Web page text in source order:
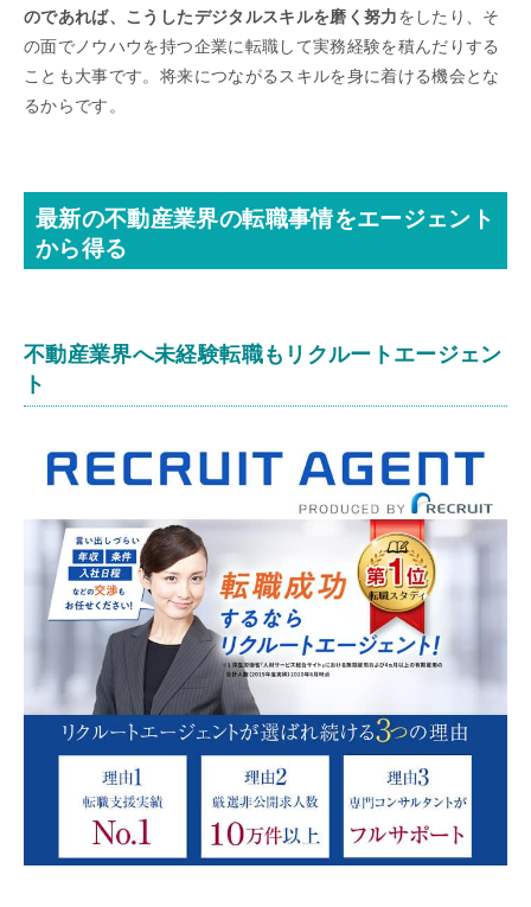
のであれば、こうしたデジタルスキルを磨く努力をしたり、そ
の面でノウハウを持つ企業に転職して実務経験を積んだりする
ことも大事です。将来につながるスキルを身に着ける機会とな
るからです。
最新の不動産業界の転職事情をエージェント
から得る
不動産業界へ未経験転職もリクルートエージェン
ト